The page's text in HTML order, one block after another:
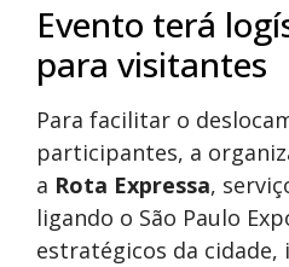
Evento terá
para visitantes
Para facilitar o
participantes, a
a Rota Expressa,
ligando o São Paulo
estratégicos da cidade,